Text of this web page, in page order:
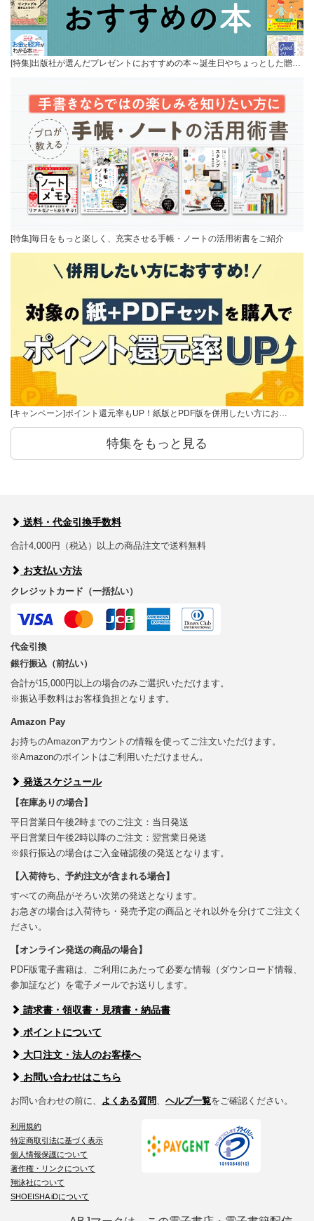
[特集]出版社が選んだプレゼントにおすすめの本～誕生日やちょっとした贈…
[特集]毎日をもっと楽しく、充実させる手帳・ノートの活用術書をご紹介
[キャンペーン]ポイント還元率もUP！紙版とPDF版を併用したい方にお…
特集をもっと見る
送料・代金引換手数料
合計4,000円（税込）以上の商品注文で送料無料
お支払い方法
クレジットカード（一括払い）
代金引換
銀行振込（前払い）
合計が15,000円以上の場合のみご選択いただけます。
※振込手数料はお客様負担となります。
Amazon Pay
お持ちのAmazonアカウントの情報を使ってご注文いただけます。
※Amazonのポイントはご利用いただけません。
発送スケジュール
【在庫ありの場合】
平日営業日午後2時までのご注文：当日発送
平日営業日午後2時以降のご注文：翌営業日発送
※銀行振込の場合はご入金確認後の発送となります。
【入荷待ち、予約注文が含まれる場合】
すべての商品がそろい次第の発送となります。
お急ぎの場合は入荷待ち・発売予定の商品とそれ以外を分けてご注文く
ださい。
【オンライン発送の商品の場合】
PDF版電子書籍は、ご利用にあたって必要な情報（ダウンロード情報、
参加証など）を電子メールでお送りします。
請求書・領収書・見積書・納品書
ポイントについて
大口注文・法人のお客様へ
お問い合わせはこちら
お問い合わせの前に、 よくある質問、 ヘルプ一覧をご確認ください。
利用規約
特定商取引法に基づく表示
個人情報保護について
著作権・リンクについて
翔泳社について
SHOEISHA iDについて